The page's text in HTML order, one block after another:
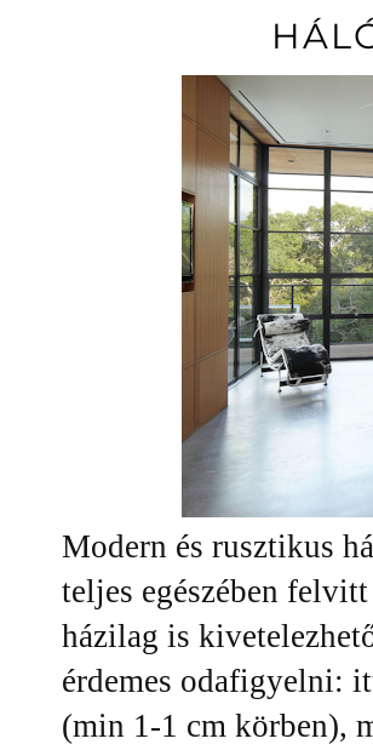
Modern és rusztikus
teljes egészében
házilag is
érdemes odafigyelni:
(min 1-1 cm körben),